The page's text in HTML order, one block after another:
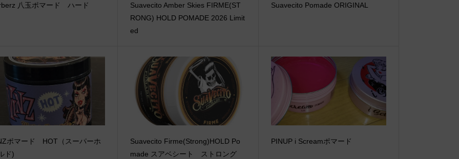
八玉ポマード ハード
Suavecito Amber Skies FIRME(ST
RONG) HOLD POMADE 2026 Limit
ed
Suavecito Pomade ORIGINAL
ポマード HOT（スーパーホ
ド)
Suavecito Firme(Strong)HOLD Po
made スアベシート ストロング
PINUP i Screamポマード